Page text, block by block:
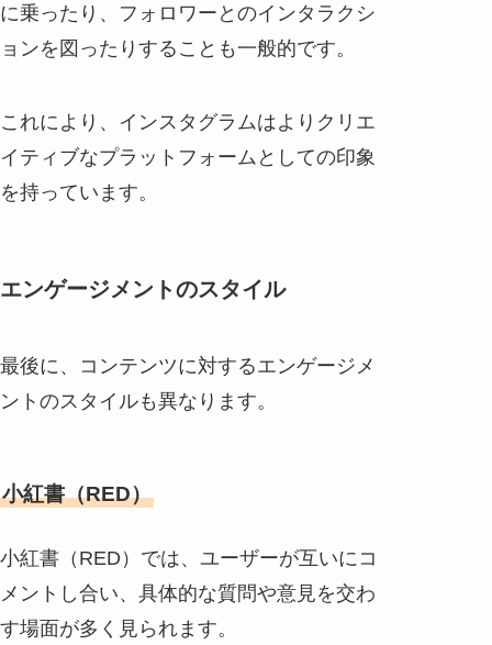
に乗ったり、フォロワーとのインタラクシ
ョンを図ったりすることも一般的です。
これにより、インスタグラムはよりクリエ
イティブなプラットフォームとしての印象
を持っています。
エンゲージメントのスタイル
最後に、コンテンツに対するエンゲージメ
ントのスタイルも異なります。
小紅書（RED）
小紅書（RED）では、ユーザーが互いにコ
メントし合い、具体的な質問や意見を交わ
す場面が多く見られます。